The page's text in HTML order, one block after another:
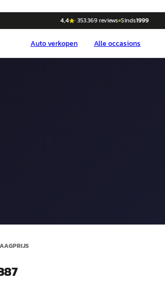
4,4 ·353.369reviews Sinds1999
Autoverkopen Alle occasions